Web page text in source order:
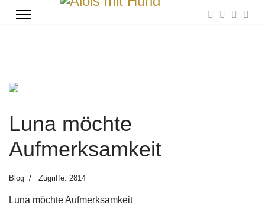
Luna möchte
Aufmerksamkeit
Blog Zugriffe: 2814
Luna möchte Aufmerksamkeit